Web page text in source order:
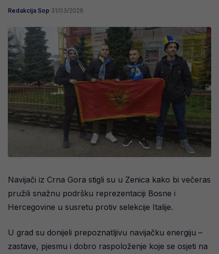
Redakcija Sop·31/03/2026
Navijači iz Crna Gora stigli su u Zenica kako bi večeras
pružili snažnu podršku reprezentaciji Bosne i
Hercegovine u susretu protiv selekcije Italije.
U grad su donijeli prepoznatljivu navijačku energiju –
zastave, pjesmu i dobro raspoloženje koje se osjeti na